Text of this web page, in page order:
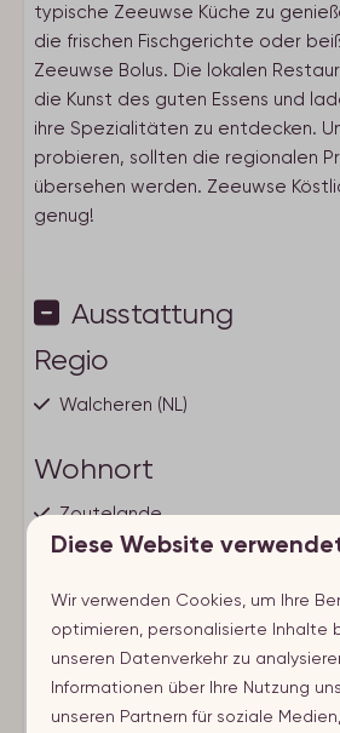
typische Zeeuwse Küche zu
die frischen Fischgerichte oder
Zeeuwse Bolus. Die lokalen
die Kunst des guten Essens und
ihre Spezialitäten zu entdecken.
probieren, sollten die regionalen
übersehen werden. Zeeuwse
genug!
Ausstattung
Regio
Walcheren (NL)
Wohnort
Zoutelande
< Weniger als 1 km vom
< 500 meter zum Strand
Einrichtungen
Zeig mehr ↓
Diese Website
Wir verwenden Cookies, um Ihre
optimieren, personalisierte Inhalte
unseren Datenverkehr zu
Informationen über Ihre Nutzung
unseren Partnern für soziale